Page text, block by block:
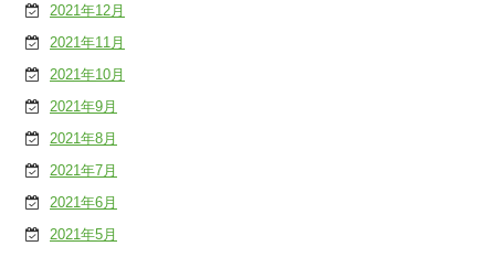
2021年12月
2021年11月
2021年10月
2021年9月
2021年8月
2021年7月
2021年6月
2021年5月